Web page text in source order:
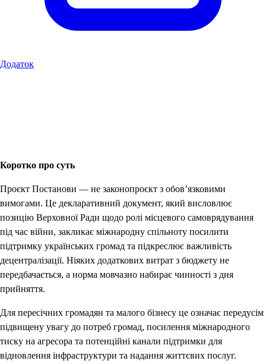
Додаток
Коротко про суть
Проєкт Постанови — не законопроєкт з обов’язковими
вимогами. Це декларативний документ, який висловлює
позицію Верховної Ради щодо ролі місцевого самоврядування
під час війни, закликає міжнародну спільноту посилити
підтримку українських громад та підкреслює важливість
децентралізації. Ніяких додаткових витрат з бюджету не
передбачається, а норма мовчазно набирає чинності з дня
прийняття.
Для пересічних громадян та малого бізнесу це означає передусім
підвищену увагу до потреб громад, посилення міжнародного
тиску на агресора та потенційні канали підтримки для
відновлення інфраструктури та надання життєвих послуг.